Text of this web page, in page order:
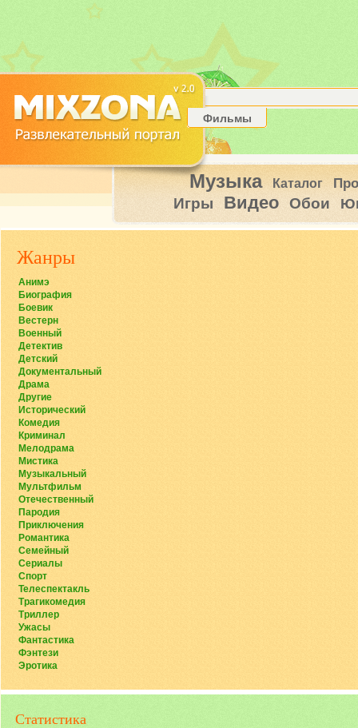
Фильмы
Музыка Каталог
Игры Видео Обои
Жанры
Анимэ
Биография
Боевик
Вестерн
Военный
Детектив
Детский
Документальный
Драма
Другие
Исторический
Комедия
Криминал
Мелодрама
Мистика
Музыкальный
Мультфильм
Отечественный
Пародия
Приключения
Романтика
Семейный
Сериалы
Спорт
Телеспектакль
Трагикомедия
Триллер
Ужасы
Фантастика
Фэнтези
Эротика
Статистика